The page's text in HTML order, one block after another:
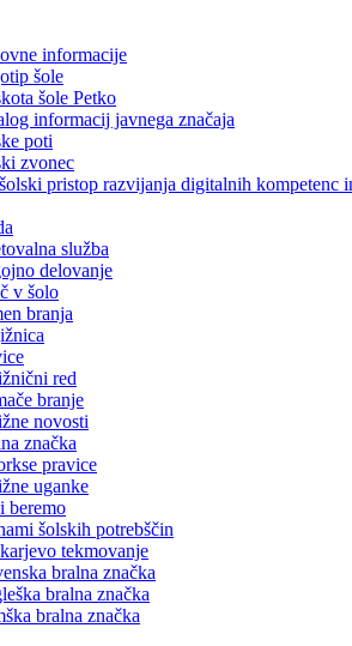
informacije
šole
šole Petko
informacij javnega značaja
poti
zvonec
pristop razvijanja digitalnih kompetenc
služba
delovanje
v šolo
branja
red
branje
novosti
značka
pravice
uganke
beremo
šolskih potrebščin
tekmovanje
bralna značka
bralna značka
bralna značka